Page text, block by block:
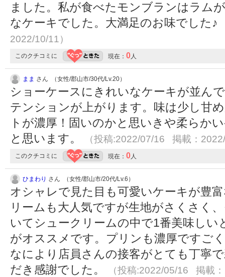
ました。私が食べたモンブランはラム
なケーキでした。大満足のお味でした♪
2022/10/11）
このクチコミに 現在： 0人
まま さん （女性/郡山市/30代/Lv.20）
ショーケースにきれいなケーキが並ん
テンションが上がります。味は少し甘
トが濃厚！固いのかと思いきや柔らか
と思います。
（投稿:2022/07/16 掲載：
このクチコミに 現在： 0人
ひまわり さん （女性/郡山市/20代/Lv.6）
オシャレで見た目も可愛いケーキが豊
リームも大人気ですが生地がさくさく
いてシュークリームの中で1番美味し
がオススメです。プリンも濃厚ですご
なにより店員さんの接客がとても丁寧
だき感謝でした。
（投稿:2022/05/16 掲載